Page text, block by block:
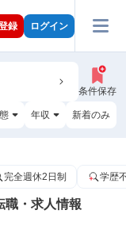
録 ログイン
条件保存
年収 新着のみ
完全週休2日制 学歴
職・求人情報